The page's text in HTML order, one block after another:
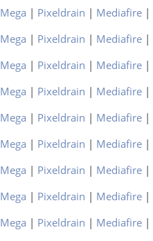
Mega | Pixeldrain | Mediafire|
Mega | Pixeldrain | Mediafire|
Mega | Pixeldrain | Mediafire|
Mega | Pixeldrain | Mediafire|
Mega | Pixeldrain | Mediafire|
Mega | Pixeldrain | Mediafire|
Mega | Pixeldrain | Mediafire|
Mega | Pixeldrain | Mediafire|
Mega | Pixeldrain | Mediafire|